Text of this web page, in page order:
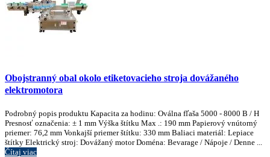
Obojstranný obal okolo etiketovacieho stroja dovážaného
elektromotora
Podrobný popis produktu Kapacita za hodinu: Oválna fľaša 5000 - 8000 B / H
Presnosť označenia: ± 1 mm Výška štítku Max .: 190 mm Papierový vnútorný
priemer: 76,2 mm Vonkajší priemer štítku: 330 mm Baliaci materiál: Lepiace
štítky Elektrický stroj: Dovážaný motor Doména: Bevarage / Nápoje / Denne ...
Čítaj viac